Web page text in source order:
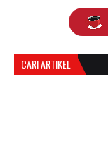
CARI ARTIKEL